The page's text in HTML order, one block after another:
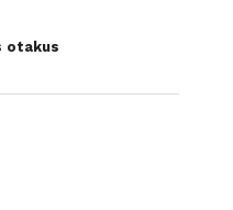
otakus